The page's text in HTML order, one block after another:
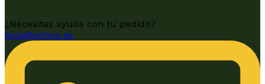
¿Necesitas ayuda con tu pedido?
hola@enbox.es